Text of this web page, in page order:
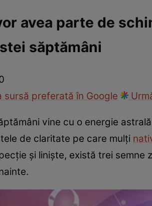
avea parte de
săptămâni
sursă preferată în Google
vine cu o energie
de claritate pe care mulți
și liniște, există trei